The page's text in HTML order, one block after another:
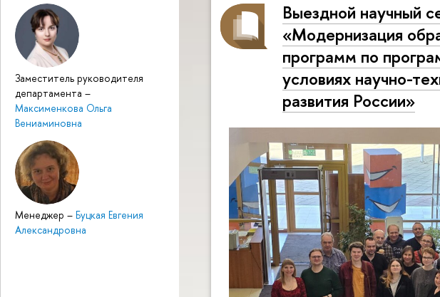
Заместитель руководителя
департамента –
Максименкова Ольга
Вениаминовна
Менеджер – Буцкая Евгения
Александровна
Выездной научный
«Модернизация
программ по
условиях научно-
развития России»